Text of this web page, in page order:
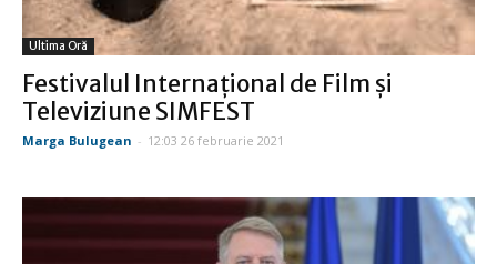
Ultima Oră
Festivalul Internaţional de Film şi
Televiziune SIMFEST
Marga Bulugean - 12:03 26 februarie 2021